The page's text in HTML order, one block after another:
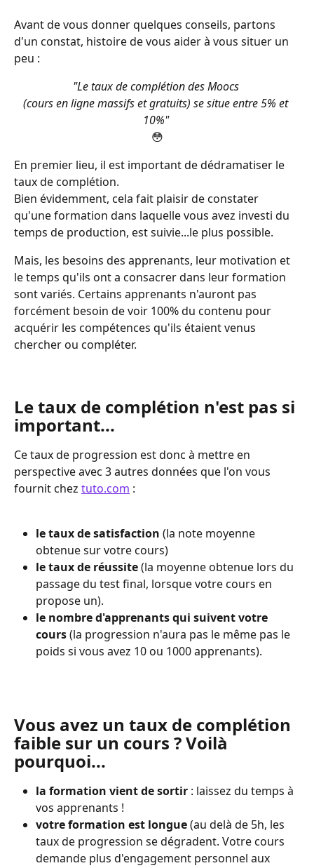
Avant de vous donner quelques conseils, partons
d'un constat, histoire de vous aider à vous situer un
peu :
"Le taux de complétion des Moocs
(cours en ligne massifs et gratuits) se situe entre 5% et
10%"
😳
En premier lieu, il est important de dédramatiser le
taux de complétion.
Bien évidemment, cela fait plaisir de constater
qu'une formation dans laquelle vous avez investi du
temps de production, est suivie...le plus possible.
Mais, les besoins des apprenants, leur motivation et
le temps qu'ils ont a consacrer dans leur formation
sont variés. Certains apprenants n'auront pas
forcément besoin de voir 100% du contenu pour
acquérir les compétences qu'ils étaient venus
chercher ou compléter.
Le taux de complétion n'est pas si
important...
Ce taux de progression est donc à mettre en
perspective avec 3 autres données que l'on vous
fournit chez tuto.com :
le taux de satisfaction (la note moyenne
obtenue sur votre cours)
le taux de réussite (la moyenne obtenue lors du
passage du test final, lorsque votre cours en
propose un).
le nombre d'apprenants qui suivent votre
cours (la progression n'aura pas le même pas le
poids si vous avez 10 ou 1000 apprenants).
Vous avez un taux de complétion
faible sur un cours ? Voilà
pourquoi...
la formation vient de sortir : laissez du temps à
vos apprenants !
votre formation est longue (au delà de 5h, les
taux de progression se dégradent. Votre cours
demande plus d'engagement personnel aux